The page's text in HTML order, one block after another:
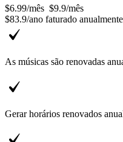
$6.99/mês $9.9/mês
$83.9/ano faturado anualmente
As músicas são renovadas
Gerar horários renovados